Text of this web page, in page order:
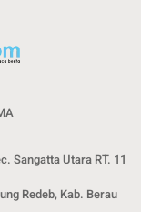
Sangatta Utara RT. 11
Redeb, Kab. Berau